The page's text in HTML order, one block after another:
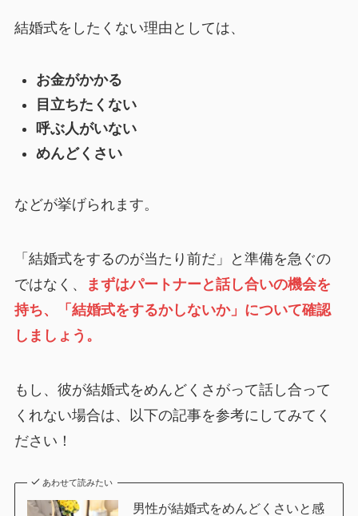
結婚式をしたくない理由としては、
お金がかかる
目立ちたくない
呼ぶ人がいない
めんどくさい
などが挙げられます。
「結婚式をするのが当たり前だ」と準備を急ぐの
ではなく、
まずはパートナーと話し合いの機会を
持ち、「結婚式をするかしないか」について確認
しましょう。
もし、彼が結婚式をめんどくさがって話し合って
くれない場合は、以下の記事を参考にしてみてく
ださい！
あわせて読みたい
男性が結婚式をめんどくさいと感